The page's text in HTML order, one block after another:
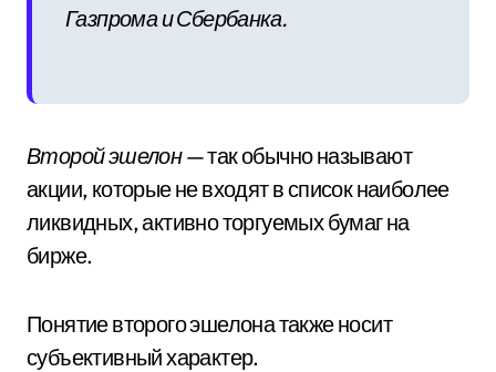
Газпрома и Сбербанка.
Второй эшелон— так обычно называют
акции, которые не входят в список наиболее
ликвидных, активно торгуемых бумаг на
бирже.
Понятие второго эшелона также носит
субъективный характер.